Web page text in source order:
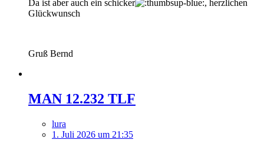
Da ist aber auch ein schicker
, herzlichen
Glückwunsch
Gruß Bernd
MAN 12.232 TLF
lura
1. Juli 2026 um 21:35